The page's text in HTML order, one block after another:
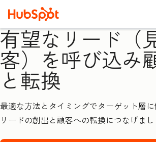
有望なリード（
客）を呼び込み
と転換
最適な方法とタイミングでターゲット層
リードの創出と顧客への転換につなげまし